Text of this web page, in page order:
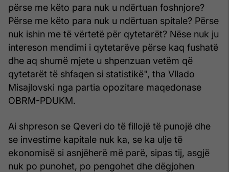
përse me këto para nuk u ndërtuan foshnjore?
Përse me këto para nuk u ndërtuan spitale? Përse
nuk ishin me të vërtetë për qytetarët? Nëse nuk ju
intereson mendimi i qytetarëve përse kaq fushatë
dhe aq shumë mjete u shpenzuan vetëm që
qytetarët të shfaqen si statistikë", tha Vllado
Misajlovski nga partia opozitare maqedonase
OBRM-PDUKM.
Ai shpreson se Qeveri do të fillojë të punojë dhe
se investime kapitale nuk ka, se ka ulje të
ekonomisë si asnjëherë më parë, sipas tij, asgjë
nuk po punohet, po pengohet dhe dëgjohen